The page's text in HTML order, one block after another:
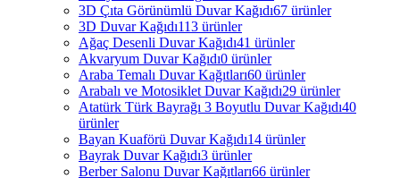
3D Çıta Görünümlü Duvar Kağıdı67 ürünler
3D Duvar Kağıdı113 ürünler
Ağaç Desenli Duvar Kağıdı41 ürünler
Akvaryum Duvar Kağıdı0 ürünler
Araba Temalı Duvar Kağıtları60 ürünler
Arabalı ve Motosiklet Duvar Kağıdı29 ürünler
Atatürk Türk Bayrağı 3 Boyutlu Duvar Kağıdı40
ürünler
Bayan Kuaförü Duvar Kağıdı14 ürünler
Bayrak Duvar Kağıdı3 ürünler
Berber Salonu Duvar Kağıtları66 ürünler